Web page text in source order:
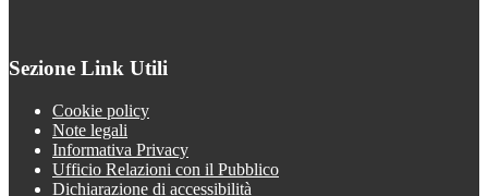
Sezione Link Utili
Cookie policy
Note legali
Informativa Privacy
Ufficio Relazioni con il Pubblico
Dichiarazione di accessibilità